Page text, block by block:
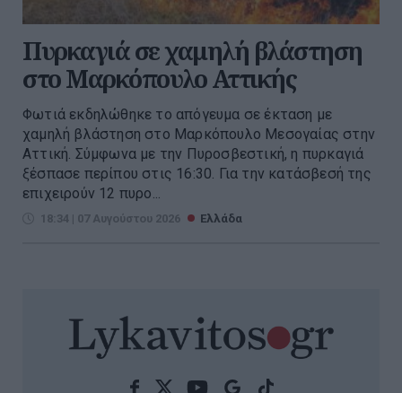
Πυρκαγιά σε χαμηλή βλάστηση
στο Μαρκόπουλο Αττικής
Φωτιά εκδηλώθηκε το απόγευμα σε έκταση με
χαμηλή βλάστηση στο Μαρκόπουλο Μεσογαίας στην
Αττική. Σύμφωνα με την Πυροσβεστική, η πυρκαγιά
ξέσπασε περίπου στις 16:30. Για την κατάσβεσή της
επιχειρούν 12 πυρο...
18:34 | 07 Αυγούστου 2026 Ελλάδα